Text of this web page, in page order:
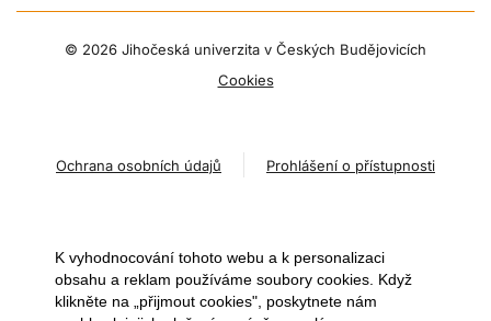
© 2026 Jihočeská univerzita v Českých Budějovicích
Cookies
Ochrana osobních údajů Prohlášení o přístupnosti
K vyhodnocování tohoto webu a k personalizaci
obsahu a reklam používáme soubory cookies. Když
klikněte na „přijmout cookies", poskytnete nám